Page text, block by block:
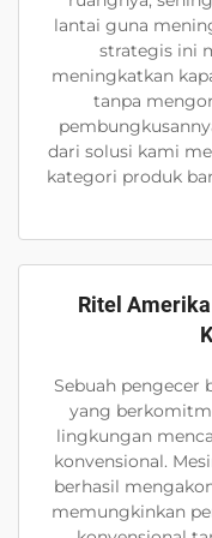
lantai guna
strategis ini
meningkatkan
tanpa
dari solusi kami
kategori produk
Ritel
Sebuah pengecer
yang
lingkungan
konvensional.
berhasil
memungkinkan